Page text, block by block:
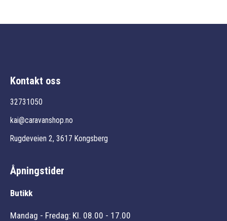
Kontakt oss
32731050
kai@caravanshop.no
Rugdeveien 2, 3617 Kongsberg
Åpningstider
Butikk
Mandag - Fredag: Kl. 08.00 - 17.00